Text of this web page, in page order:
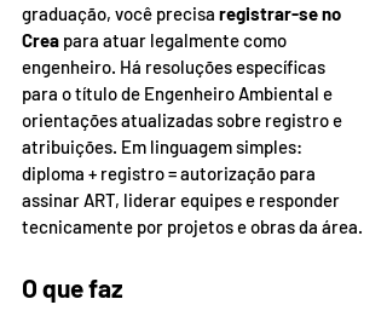
graduação, você precisa registrar-se no
Crea para atuar legalmente como
engenheiro. Há resoluções específicas
para o título de Engenheiro Ambiental e
orientações atualizadas sobre registro e
atribuições. Em linguagem simples:
diploma + registro = autorização para
assinar ART, liderar equipes e responder
tecnicamente por projetos e obras da área.
O que faz